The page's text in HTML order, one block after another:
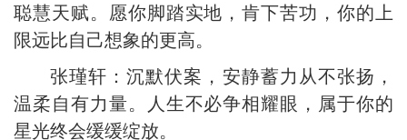
聪慧天赋。愿你脚踏实地，肯下苦功，你的上
限远比自己想象的更高。
张瑾轩：沉默伏案，安静蓄力从不张扬，
温柔自有力量。人生不必争相耀眼，属于你的
星光终会缓缓绽放。